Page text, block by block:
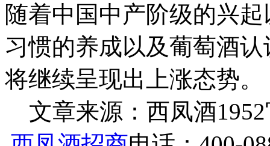
随着中国中产阶级的兴
习惯的养成以及葡萄酒
将继续呈现出上涨态势。
文章来源：西凤酒